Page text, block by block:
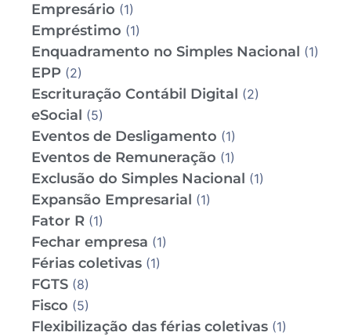
Empresário (1)
Empréstimo (1)
Enquadramento no Simples Nacional (1)
EPP (2)
Escrituração Contábil Digital (2)
eSocial (5)
Eventos de Desligamento (1)
Eventos de Remuneração (1)
Exclusão do Simples Nacional (1)
Expansão Empresarial (1)
Fator R (1)
Fechar empresa (1)
Férias coletivas (1)
FGTS (8)
Fisco (5)
Flexibilização das férias coletivas (1)